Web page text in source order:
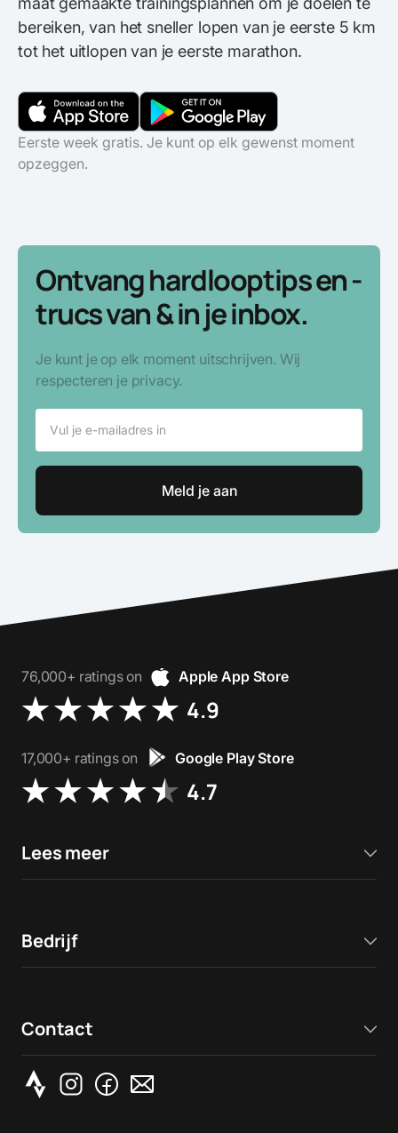
bereiken, van het sneller lopen van je eerste 5 km
tot het uitlopen van je eerste marathon.
Eerste week gratis. Je kunt op elk gewenst moment
opzeggen.
Ontvang hardlooptips en -
trucs van & in je inbox.
Je kunt je op elk moment uitschrijven. Wij
respecteren je privacy.
76,000+ ratings on Apple App Store
4.9
17,000+ ratings on Google Play Store
4.7
Lees meer
Bedrijf
Contact